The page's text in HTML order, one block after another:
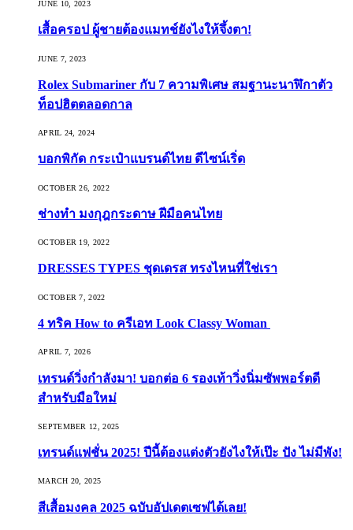
JUNE 10, 2023
เสื้อครอป ผู้ชายต้องแมทช์ยังไงให้จึ้งตา!
JUNE 7, 2023
Rolex Submariner กับ 7 ความพิเศษ สมฐานะนาฬิกาตัว
ท็อปฮิตตลอดกาล
APRIL 24, 2024
บอกพิกัด กระเป๋าแบรนด์ไทย ดีไซน์เริ่ด
OCTOBER 26, 2022
ช่างทำ มงกุฎกระดาษ ฝีมือคนไทย
OCTOBER 19, 2022
DRESSES TYPES ชุดเดรส ทรงไหนที่ใช่เรา
OCTOBER 7, 2022
4 ทริค How to ครีเอท Look Classy Woman
APRIL 7, 2026
เทรนด์วิ่งกำลังมา! บอกต่อ 6 รองเท้าวิ่งนิ่มซัพพอร์ตดี
สำหรับมือใหม่
SEPTEMBER 12, 2025
เทรนด์แฟชั่น 2025! ปีนี้ต้องแต่งตัวยังไงให้เป๊ะ ปัง ไม่มีพัง!
MARCH 20, 2025
สีเสื้อมงคล 2025 ฉบับอัปเดตเซฟได้เลย!